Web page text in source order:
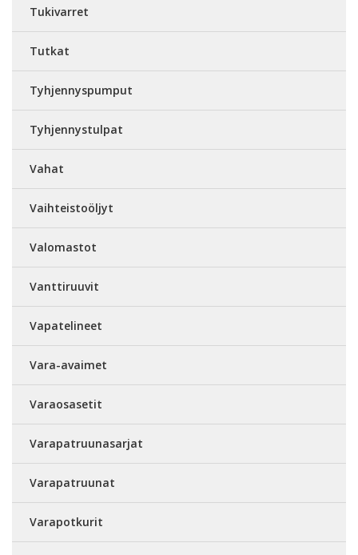
Tukivarret
Tutkat
Tyhjennyspumput
Tyhjennystulpat
Vahat
Vaihteistoöljyt
Valomastot
Vanttiruuvit
Vapatelineet
Vara-avaimet
Varaosasetit
Varapatruunasarjat
Varapatruunat
Varapotkurit